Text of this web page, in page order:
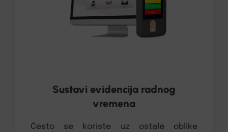
Sustavi evidencija radnog
vremena
Često se koriste uz ostale oblike